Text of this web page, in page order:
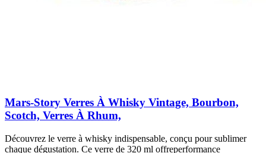
Mars-Story Verres À Whisky Vintage, Bourbon,
Scotch, Verres À Rhum,
Découvrez le verre à whisky indispensable, conçu pour sublimer
chaque dégustation. Ce verre de 320 ml offreperformance